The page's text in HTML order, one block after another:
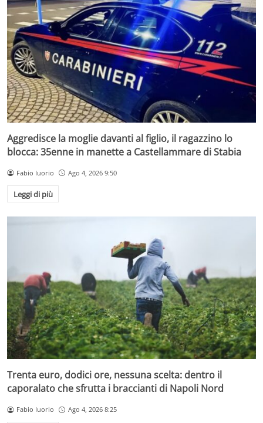
Aggredisce la moglie davanti al figlio, il ragazzino lo
blocca: 35enne in manette a Castellammare di Stabia
Fabio Iuorio Ago 4, 2026 9:50
Leggi di più
Trenta euro, dodici ore, nessuna scelta: dentro il
caporalato che sfrutta i braccianti di Napoli Nord
Fabio Iuorio Ago 4, 2026 8:25